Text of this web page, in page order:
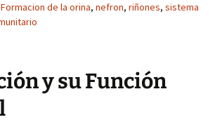
Formacion de la orina, nefron, riñones, sistema
y su Función